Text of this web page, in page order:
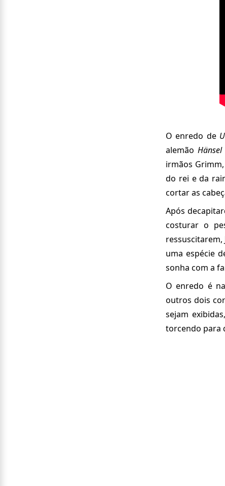
O enredo de
alemão
irmãos
do rei e da
cortar as
Após
costurar o
uma espécie
sonha com a
O enredo é
outros dois
sejam
torcendo para